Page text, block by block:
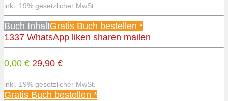
inkl. 19% gesetzlicher MwSt.
Buch InhaltGratis Buch bestellen *
1337 WhatsApp liken sharen mailen
0,00 € 29,90 €
inkl. 19% gesetzlicher MwSt.
Gratis Buch bestellen *